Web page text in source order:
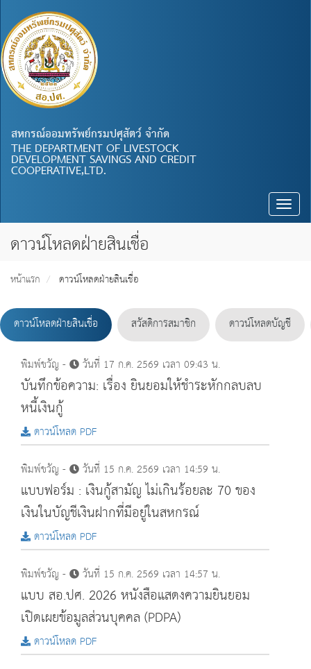
สหกรณ์ออมทรัพย์กรมปศุสัตว์ จำกัด
THE DEPARTMENT OF LIVESTOCK
DEVELOPMENT SAVINGS AND CREDIT
COOPERATIVE,LTD.
Toggle
ดาวน์โหลดฝ่ายสินเชื่อ
หน้าแรก ดาวน์โหลดฝ่ายสินเชื่อ
ดาวน์โหลดฝ่ายสินเชื่อ สวัสดิการสมาชิก ดาวน์โหลดบัญชี
พิมพ์ขวัญ - วันที่ 17 ก.ค. 2569 เวลา 09:43 น.
บันทึกข้อความ: เรื่อง ยินยอมใหชําระหักกลบลบ
หนี้เงินกู
ดาวน์โหลด PDF
พิมพ์ขวัญ -
วันที่ 15 ก.ค. 2569 เวลา 14:59 น.
แบบฟอร์ม : เงินกู้สามัญ ไม่เกินร้อยละ 70 ของ
เงินในบัญชีเงินฝากที่มีอยู่ในสหกรณ์
ดาวน์โหลด PDF
พิมพ์ขวัญ -
วันที่ 15 ก.ค. 2569 เวลา 14:57 น.
แบบ สอ.ปศ. 2026 หนังสือแสดงความยินยอม
เปิดเผยข้อมูลส่วนบุคคล (PDPA)
ดาวน์โหลด PDF